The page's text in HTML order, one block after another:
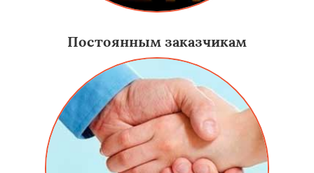
Постоянным заказчикам